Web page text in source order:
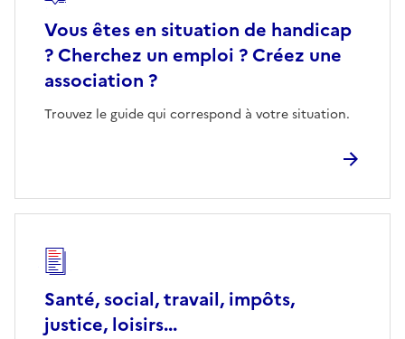
Vous êtes en situation de handicap
? Cherchez un emploi ? Créez une
association ?
Trouvez le guide qui correspond à votre situation.
Santé, social, travail, impôts,
justice, loisirs...